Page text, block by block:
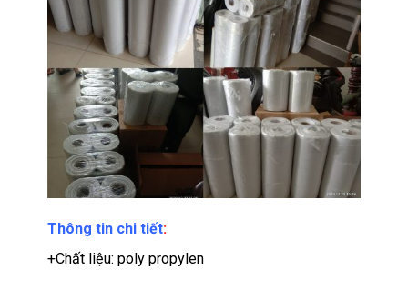
Thông tin chi tiết:
+Chất liệu: poly propylen